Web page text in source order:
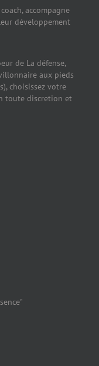
accompagne
développement
de La défense,
aux pieds
choisissez votre
toute discretion et